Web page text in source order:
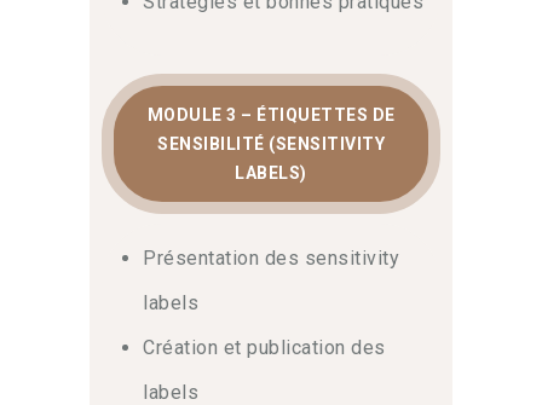
résilience de votre organisation.
MODULE 3 – ÉTIQUETTES DE
SENSIBILITÉ (SENSITIVITY
LABELS)
Présentation des sensitivity
labels
Création et publication des
labels